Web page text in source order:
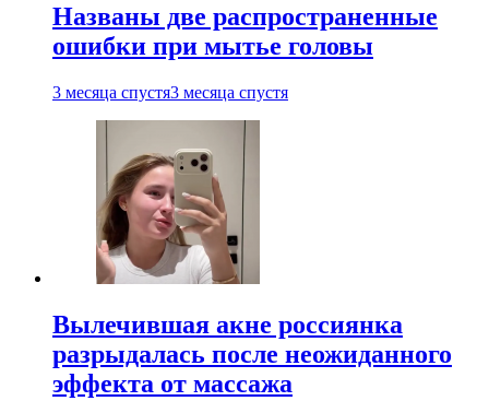
Названы две распространенные
ошибки при мытье головы
3 месяца спустя3 месяца спустя
Вылечившая акне россиянка
разрыдалась после неожиданного
эффекта от массажа